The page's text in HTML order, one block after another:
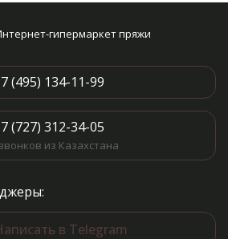
гипермаркет пряжи
(495) 134-11-99
(727) 312-34-05
из Казахстана
в Telegram